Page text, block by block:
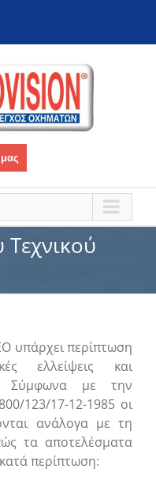
υπάρχει περίπτωση
ελλείψεις και
Σύμφωνα με την
123/17-12-1985 οι
ανάλογα με τη
τα αποτελέσματα
περίπτωση: